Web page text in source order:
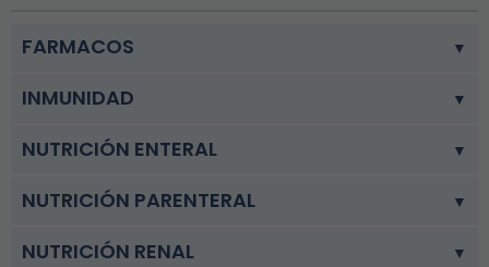
FARMACOS
INMUNIDAD
NUTRICIÓN ENTERAL
NUTRICIÓN PARENTERAL
NUTRICIÓN RENAL